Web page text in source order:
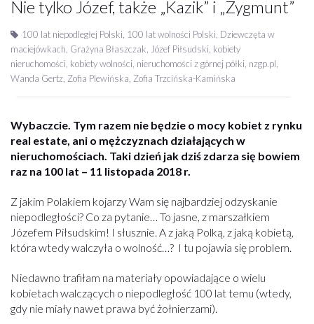
Nie tylko Józef, także „Kazik” i „Zygmunt”
100 lat niepodległej Polski 100 lat wolności Polski Dziewczęta w
maciejówkach Grażyna Błaszczak Józef Piłsudski kobiety
nieruchomości kobiety wolności nieruchomości z górnej półki nzgp.pl
Wanda Gertz Zofia Plewińska Zofia Trzcińska-Kamińska
Wybaczcie. Tym razem nie będzie o mocy kobiet z rynku
real estate, ani o mężczyznach działających w
nieruchomościach. Taki dzień jak dziś zdarza się bowiem
raz na 100 lat – 11 listopada 2018 r.
Z jakim Polakiem kojarzy Wam się najbardziej odzyskanie
niepodległości? Co za pytanie… To jasne, z marszałkiem
Józefem Piłsudskim! I słusznie. A z jaką Polką, z jaką kobietą,
która wtedy walczyła o wolność…? I tu pojawia się problem.
Niedawno trafiłam na materiały opowiadające o wielu
kobietach walczących o niepodległość 100 lat temu (wtedy,
gdy nie miały nawet prawa być żołnierzami).